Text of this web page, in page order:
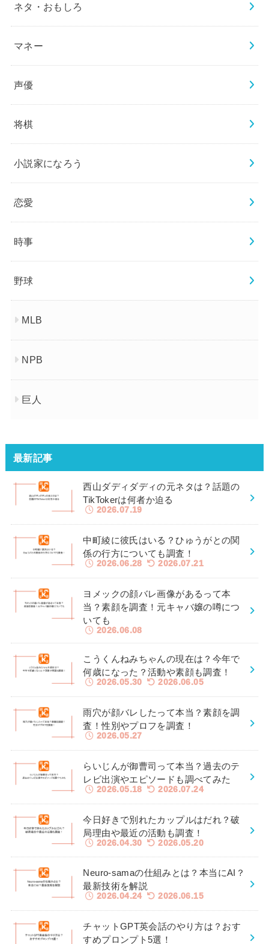
ネタ・おもしろ
マネー
声優
将棋
小説家になろう
恋愛
時事
野球
MLB
NPB
巨人
最新記事
西山ダディダディの元ネタは？話題の
TikTokerは何者か迫る
2026.07.19
中町綾に彼氏はいる？ひゅうがとの関
係の行方についても調査！
2026.06.28 2026.07.21
ヨメックの顔バレ画像があるって本
当？素顔を調査！元キャバ嬢の噂につ
いても
2026.06.08
こうくんねみちゃんの現在は？今年で
何歳になった？活動や素顔も調査！
2026.05.30 2026.06.05
雨穴が顔バレしたって本当？素顔を調
査！性別やプロフを調査！
2026.05.27
らいじんが御曹司って本当？過去のテ
レビ出演やエピソードも調べてみた
2026.05.18 2026.07.24
今日好きで別れたカップルはだれ？破
局理由や最近の活動も調査！
2026.04.30 2026.05.20
Neuro-samaの仕組みとは？本当にAI？
最新技術を解説
2026.04.24 2026.06.15
チャットGPT英会話のやり方は？おす
すめプロンプト5選！